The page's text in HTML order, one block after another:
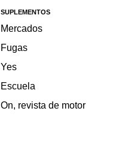
SUPLEMENTOS
Mercados
Fugas
Yes
Escuela
On, revista de motor